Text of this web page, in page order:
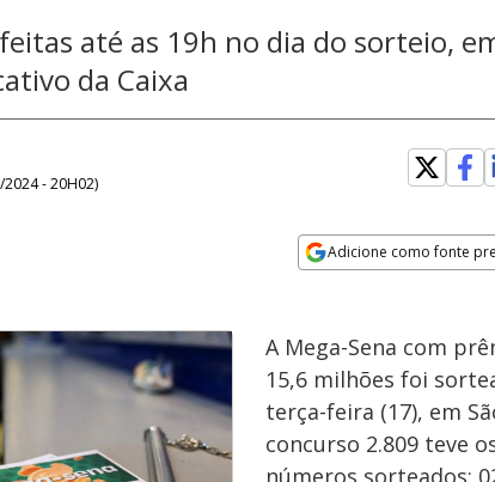
até as 19h no dia do sorteio,
da Caixa
2024 - 20H02)
Adicione como fonte
A Mega-Sena com
15,6 milhões foi
terça-feira (17), em
concurso 2.809 teve
números sorteados: